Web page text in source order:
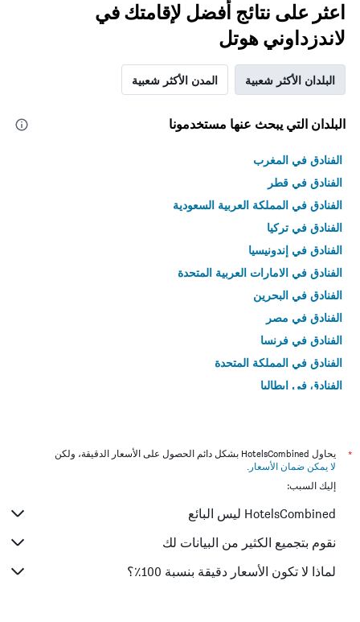
اعثر على نتائج أفضل لإقامتك في
لاندزداوني هوتل
البلدان الأكثر شعبية المدن الأكثر شعبية
البلدان التي يبحث عنها مستخدمونا
الفنادق في المغرب
الفنادق في قطر
الفنادق في المملكة العربية السعودية
الفنادق في تركيا
الفنادق في إندونيسيا
الفنادق في الامارات العربية المتحدة
الفنادق في البحرين
الفنادق في مصر
الفنادق في فرنسا
الفنادق في المملكة المتحدة
الفنادق في إيطاليا
*
يحاول HotelsCombined بشكل دائم الحصول على الأسعار الدقيقة، ولكن
لا يمكن ضمان الأسعار .
إليك السبب:
HotelsCombined ليس البائع
نقوم بتجميع الكثير من البيانات لك
لماذا لا تكون الأسعار دقيقة بنسبة 100٪؟